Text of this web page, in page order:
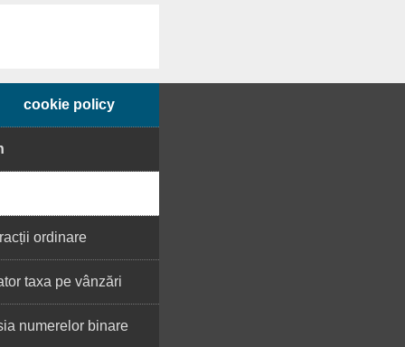
cookie policy
ordinare
taxa pe vânzări
numerelor binare